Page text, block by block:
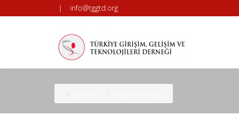
| info@tggtd.org